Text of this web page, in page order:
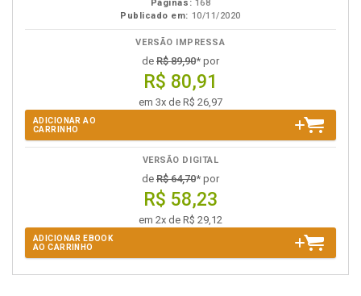
Páginas: 168
Publicado em: 10/11/2020
VERSÃO IMPRESSA
de R$ 89,90* por
R$ 80,91
em 3x de R$ 26,97
ADICIONAR AO
CARRINHO
VERSÃO DIGITAL
de R$ 64,70* por
R$ 58,23
em 2x de R$ 29,12
ADICIONAR EBOOK
AO CARRINHO